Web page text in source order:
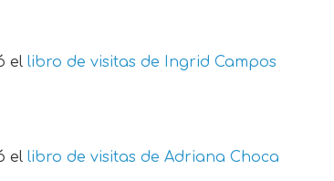
el libro de visitas de Ingrid Campos
el libro de visitas de Adriana Choca